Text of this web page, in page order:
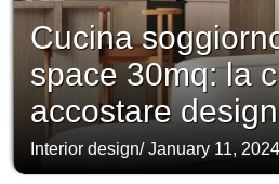
Cucina
space 30mq: la
accostare
Interior design/January 11, 2024